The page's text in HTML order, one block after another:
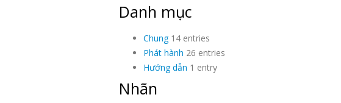
Danh mục
Chung14 entries
Phát hành 26 entries
Hướng dẫn 1 entry
Nhãn